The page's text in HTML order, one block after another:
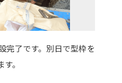
完了です。別日で型枠を
。